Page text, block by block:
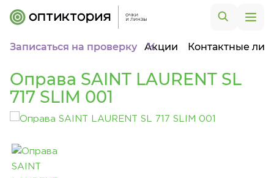
Записаться на проверку Акции Контактные
Оправа SAINT LAURENT SL
717 SLIM 001